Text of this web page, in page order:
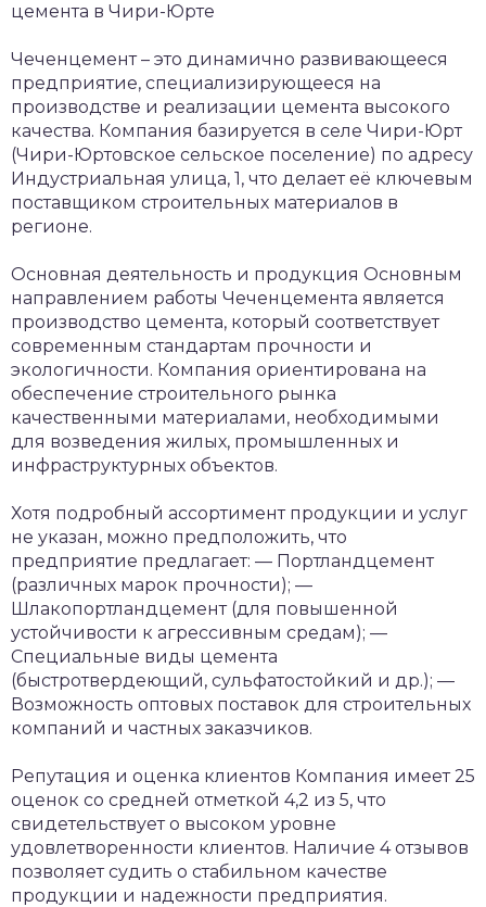
цемента в Чири-Юрте
Чеченцемент – это динамично развивающееся
предприятие, специализирующееся на
производстве и реализации цемента высокого
качества. Компания базируется в селе Чири-Юрт
(Чири-Юртовское сельское поселение) по адресу
Индустриальная улица, 1, что делает её ключевым
поставщиком строительных материалов в
регионе.
Основная деятельность и продукция Основным
направлением работы Чеченцемента является
производство цемента, который соответствует
современным стандартам прочности и
экологичности. Компания ориентирована на
обеспечение строительного рынка
качественными материалами, необходимыми
для возведения жилых, промышленных и
инфраструктурных объектов.
Хотя подробный ассортимент продукции и услуг
не указан, можно предположить, что
предприятие предлагает: — Портландцемент
(различных марок прочности); —
Шлакопортландцемент (для повышенной
устойчивости к агрессивным средам); —
Специальные виды цемента
(быстротвердеющий, сульфатостойкий и др.); —
Возможность оптовых поставок для строительных
компаний и частных заказчиков.
Репутация и оценка клиентов Компания имеет 25
оценок со средней отметкой 4,2 из 5, что
свидетельствует о высоком уровне
удовлетворенности клиентов. Наличие 4 отзывов
позволяет судить о стабильном качестве
продукции и надежности предприятия.